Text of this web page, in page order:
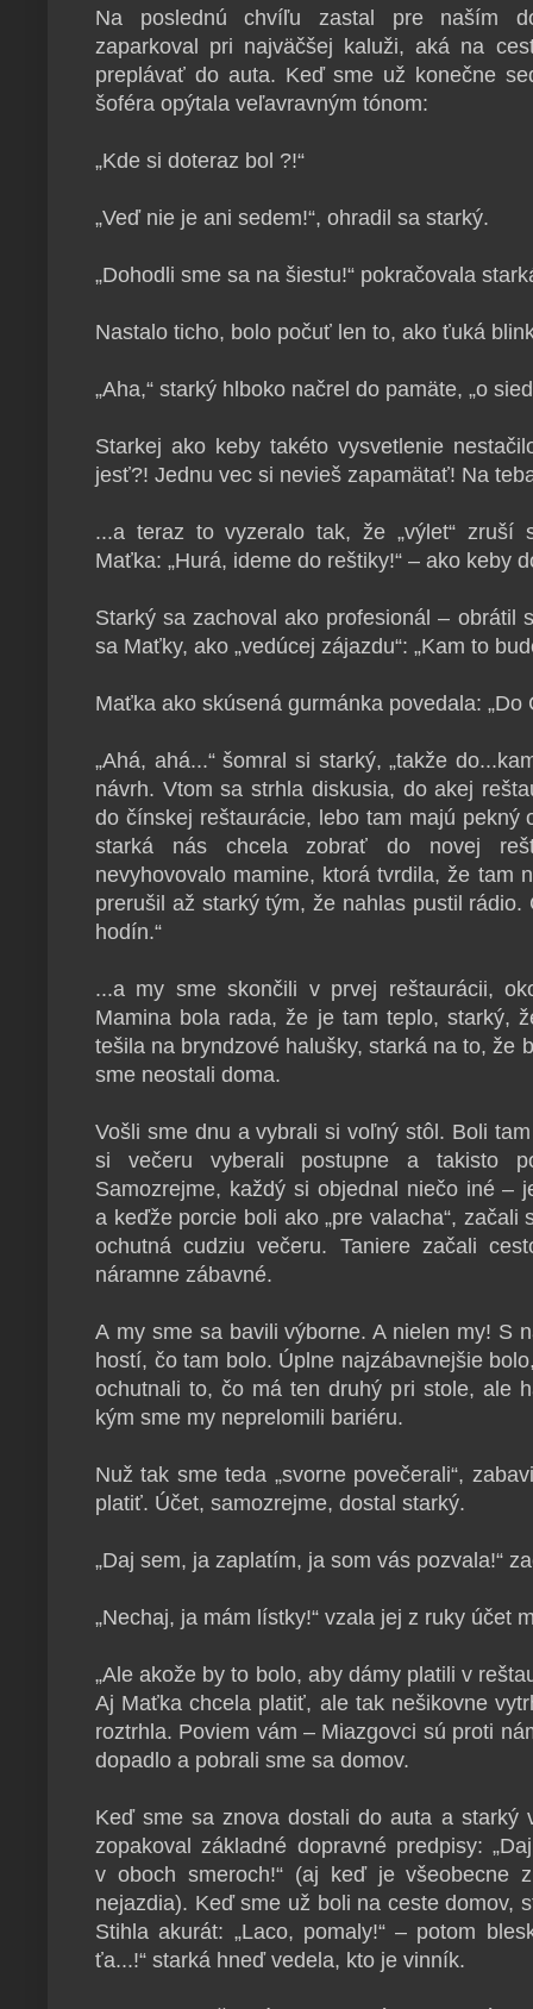
Na poslednú chvíľu zastal pre naším
zaparkoval pri najväčšej kaluži, aká na
preplávať do auta. Keď sme už konečne
šoféra opýtala veľavravným tónom:
„Kde si doteraz bol ?!“
„Veď nie je ani sedem!“, ohradil sa starký.
„Dohodli sme sa na šiestu!“ pokračovala
Nastalo ticho, bolo počuť len to, ako ťuká
„Aha,“ starký hlboko načrel do pamäte, „o
Starkej ako keby takéto vysvetlenie
jesť?! Jednu vec si nevieš zapamätať! Na
...a teraz to vyzeralo tak, že „výlet“ zruší
Maťka: „Hurá, ideme do reštiky!“ – ako keby
Starký sa zachoval ako profesionál – obrátil
sa Maťky, ako „vedúcej zájazdu“: „Kam to
Maťka ako skúsená gurmánka povedala: „Do
„Ahá, ahá...“ šomral si starký, „takže
návrh. Vtom sa strhla diskusia, do akej
do čínskej reštaurácie, lebo tam majú pekný
starká nás chcela zobrať do novej
nevyhovovalo mamine, ktorá tvrdila, že tam
prerušil až starký tým, že nahlas pustil rádio.
hodín.“
...a my sme skončili v prvej reštaurácii,
Mamina bola rada, že je tam teplo, starký,
tešila na bryndzové halušky, starká na to, že
sme neostali doma.
Vošli sme dnu a vybrali si voľný stôl. Boli
si večeru vyberali postupne a takisto
Samozrejme, každý si objednal niečo iné –
a keďže porcie boli ako „pre valacha“,
ochutná cudziu večeru. Taniere začali
náramne zábavné.
A my sme sa bavili výborne. A nielen my! S
hostí, čo tam bolo. Úplne najzábavnejšie
ochutnali to, čo má ten druhý pri stole, ale
kým sme my neprelomili bariéru.
Nuž tak sme teda „svorne povečerali“,
platiť. Účet, samozrejme, dostal starký.
„Daj sem, ja zaplatím, ja som vás pozvala!“
„Nechaj, ja mám lístky!“ vzala jej z ruky účet
„Ale akože by to bolo, aby dámy platili v
Aj Maťka chcela platiť, ale tak nešikovne
roztrhla. Poviem vám – Miazgovci sú proti
dopadlo a pobrali sme sa domov.
Keď sme sa znova dostali do auta a starký
zopakoval základné dopravné predpisy:
v oboch smeroch!“ (aj keď je všeobecne
nejazdia). Keď sme už boli na ceste domov,
Stihla akurát: „Laco, pomaly!“ – potom
ťa...!“ starká hneď vedela, kto je vinník.